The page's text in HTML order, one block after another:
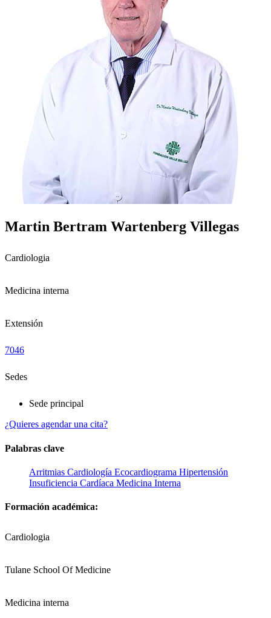
Martin Bertram Wartenberg Villegas
Cardiologia
Medicina interna
Extensión
7046
Sedes
Sede principal
¿Quieres agendar una cita?
Palabras clave
Arritmias Cardiología Ecocardiograma Hipertensión
Insuficiencia Cardíaca Medicina Interna
Formación académica:
Cardiologia
Tulane School Of Medicine
Medicina interna